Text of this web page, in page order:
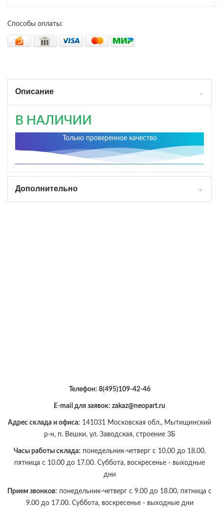
Способы оплаты:
Описание
В НАЛИЧИИ
Только проверенное качество
Дополнительно
Телефон: 8(495)109-42-46
E-mail для заявок: zakaz@neopart.ru
Адрес склада и офиса: 141031 Московская обл., Мытищинский
р-н, п. Вешки, ул. Заводская, строение 3Б
Часы работы склада: понедельник-четверг с 10.00 до 18.00,
пятница с 10.00 до 17.00. Суббота, воскресенье - выходные
дни
Прием звонков: понедельник-четверг с 9.00 до 18.00, пятница с
9.00 до 17.00. Суббота, воскресенье - выходные дни